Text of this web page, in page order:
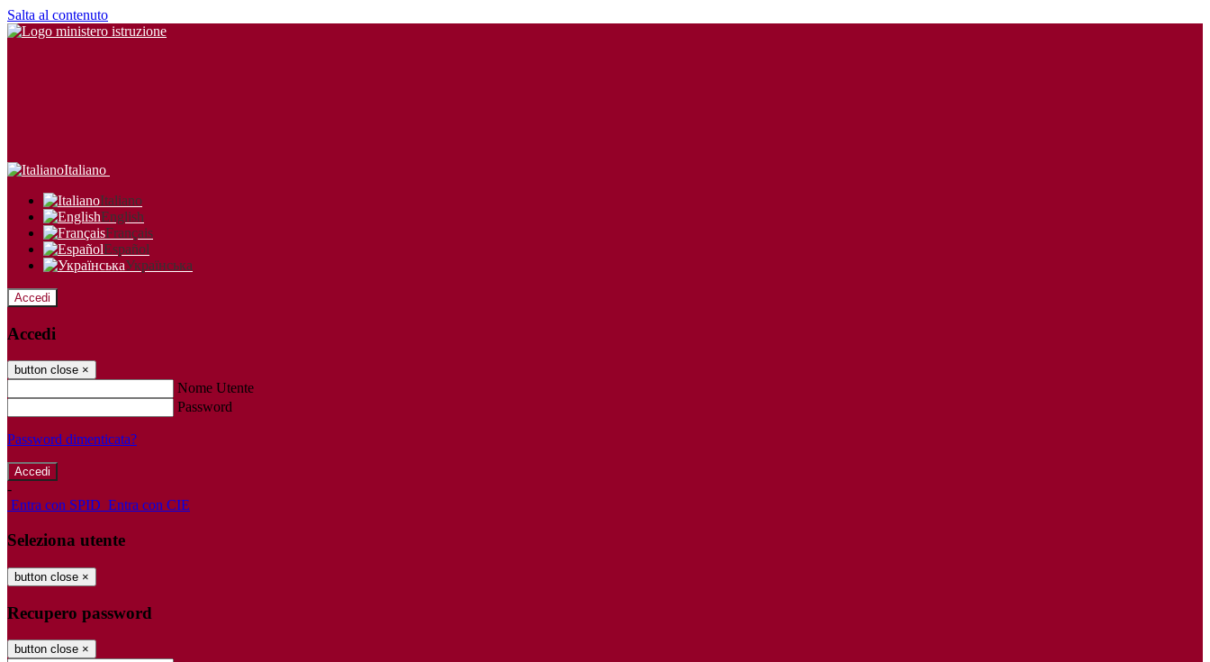
Salta al contenuto
Italiano
Italiano
English
Français
Español
Українська
Accedi
Accedi
button close ×
Nome Utente
Password
Password dimenticata?
-
Entra con SPID Entra con CIE
Seleziona utente
button close ×
Recupero password
button close ×